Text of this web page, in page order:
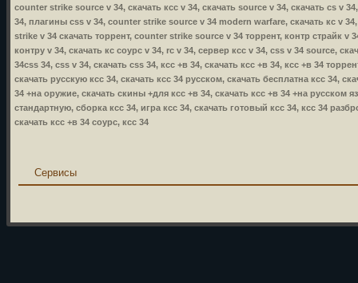
counter strike source v 34, скачать ксс v 34, скачать source v 34, скачать cs v
34, плагины css v 34, counter strike source v 34 modern warfare, скачать кс v
strike v 34 скачать торрент, counter strike source v 34 торрент, контр страйк v
контру v 34, скачать кс соурс v 34, rc v 34, сервер ксс v 34, css v 34 source,
34css 34, css v 34, скачать css 34, ксс +в 34, скачать ксс +в 34, ксс +в 34
скачать русскую ксс 34, скачать ксс 34 русском, скачать бесплатна ксс 34,
34 +на оружие, скачать скины +для ксс +в 34, скачать ксс +в 34 +на русском
стандартную, сборка ксс 34, игра ксс 34, скачать готовый ксс 34, ксс 34
скачать ксс +в 34 соурс, ксс 34
Сервисы